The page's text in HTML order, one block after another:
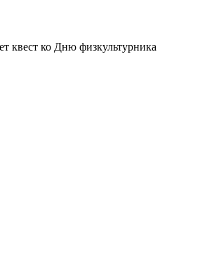
квест ко Дню физкультурника